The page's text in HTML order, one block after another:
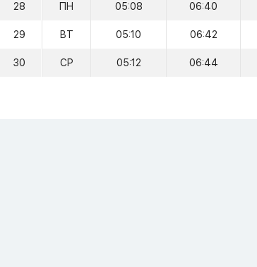
28 ПН 05:08 06:40
29 ВТ 05:10 06:42
30 СР 05:12 06:44